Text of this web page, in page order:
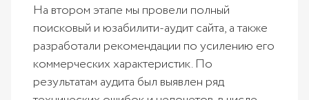
На втором этапе мы провели полный
поисковый и юзабилити-аудит сайта, а также
разработали рекомендации по усилению его
коммерческих характеристик. По
результатам аудита был выявлен ряд